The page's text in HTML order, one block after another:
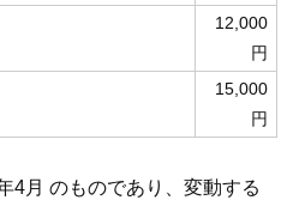
12,000
円
15,000
円
4月 のものであり、変動する